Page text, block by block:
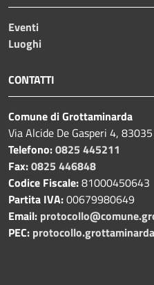
Eventi
Luoghi
CONTATTI
Comune di Grottaminarda
Via Alcide De Gasperi 4,
Telefono:0825 445211
Fax:0825 446848
Codice Fiscale:81000450643
Partita IVA:00679980649
Email:
PEC: